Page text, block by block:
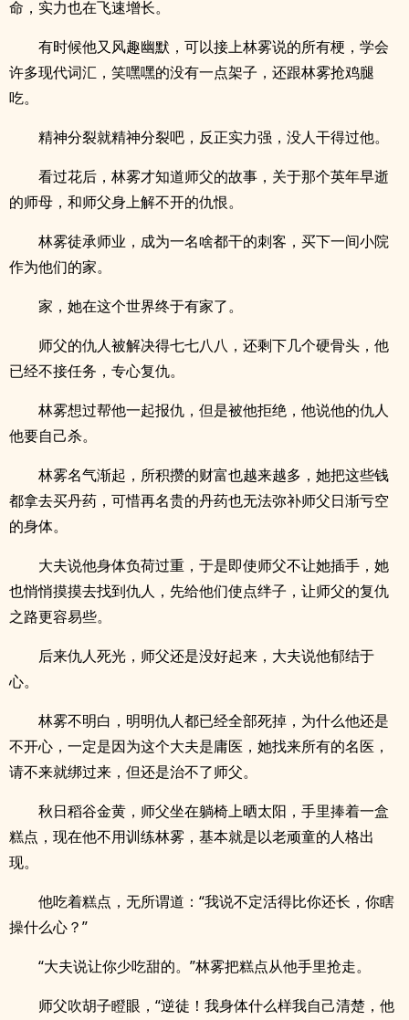
命，实力也在飞速增长。
有时候他又风趣幽默，可以接上林雾说的所有梗，学会
许多现代词汇，笑嘿嘿的没有一点架子，还跟林雾抢鸡腿
吃。
精神分裂就精神分裂吧，反正实力强，没人干得过他。
看过花后，林雾才知道师父的故事，关于那个英年早逝
的师母，和师父身上解不开的仇恨。
林雾徒承师业，成为一名啥都干的刺客，买下一间小院
作为他们的家。
家，她在这个世界终于有家了。
师父的仇人被解决得七七八八，还剩下几个硬骨头，他
已经不接任务，专心复仇。
林雾想过帮他一起报仇，但是被他拒绝，他说他的仇人
他要自己杀。
林雾名气渐起，所积攒的财富也越来越多，她把这些钱
都拿去买丹药，可惜再名贵的丹药也无法弥补师父日渐亏空
的身体。
大夫说他身体负荷过重，于是即使师父不让她插手，她
也悄悄摸摸去找到仇人，先给他们使点绊子，让师父的复仇
之路更容易些。
后来仇人死光，师父还是没好起来，大夫说他郁结于
心。
林雾不明白，明明仇人都已经全部死掉，为什么他还是
不开心，一定是因为这个大夫是庸医，她找来所有的名医，
请不来就绑过来，但还是治不了师父。
秋日稻谷金黄，师父坐在躺椅上晒太阳，手里捧着一盒
糕点，现在他不用训练林雾，基本就是以老顽童的人格出
现。
他吃着糕点，无所谓道：“我说不定活得比你还长，你瞎
操什么心？”
“大夫说让你少吃甜的。”林雾把糕点从他手里抢走。
师父吹胡子瞪眼，“逆徒！我身体什么样我自己清楚，他